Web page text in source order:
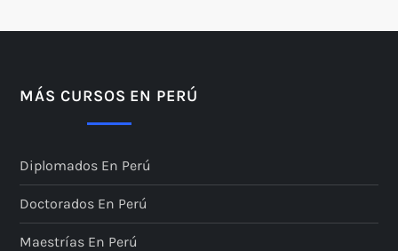
MÁS CURSOS EN PERÚ
Diplomados En Perú
Doctorados En Perú
Maestrías En Perú